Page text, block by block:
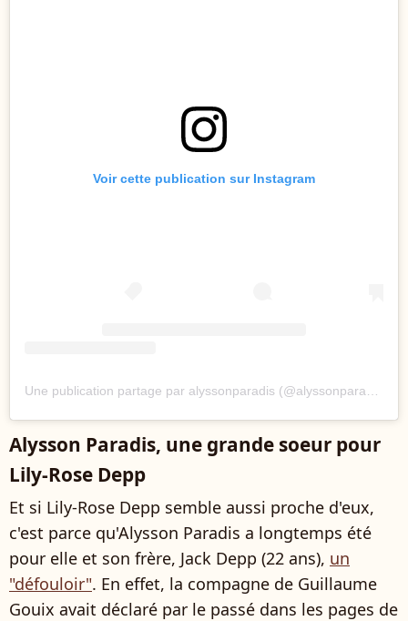
Voir cette publication sur Instagram
Alysson Paradis, une grande soeur pour
Lily-Rose Depp
Et si Lily-Rose Depp semble aussi proche d'eux,
c'est parce qu'Alysson Paradis a longtemps été
pour elle et son frère, Jack Depp (22 ans), un
"défouloir". En effet, la compagne de Guillaume
Gouix avait déclaré par le passé dans les pages de